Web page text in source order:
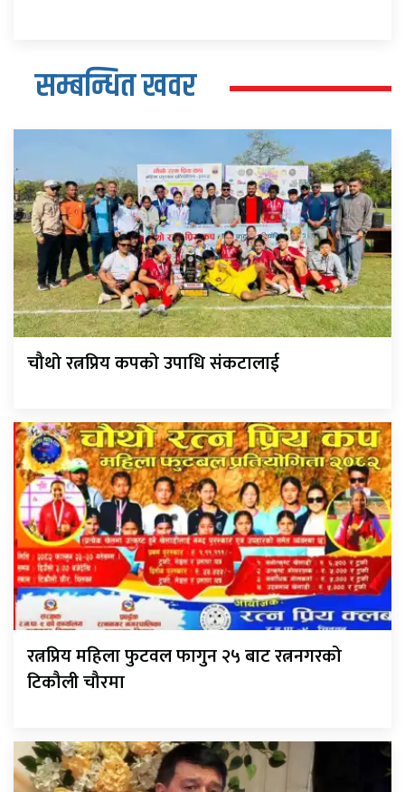
सम्बन्धित खवर
चौथो रत्नप्रिय कपको उपाधि संकटालाई
रत्नप्रिय महिला फुटवल फागुन २५ बाट रत्ननगरको
टिकौली चौरमा